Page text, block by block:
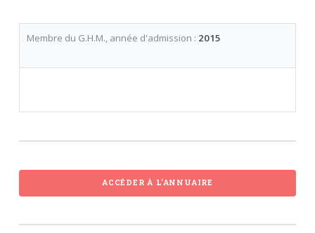
Membre du G.H.M., année d'admission : 2015
ACCÉDER À L'ANNUAIRE